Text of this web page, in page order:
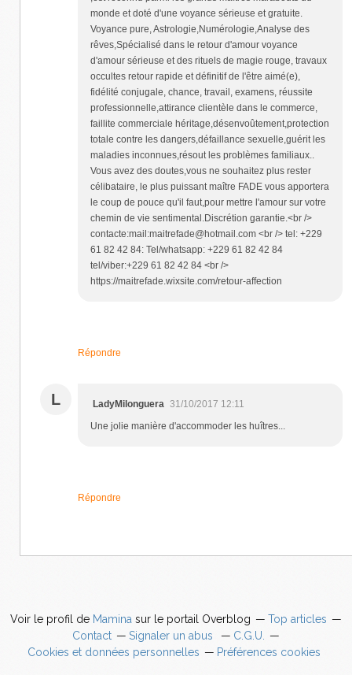
monde et doté d'une voyance sérieuse et gratuite.
Voyance pure, Astrologie,Numérologie,Analyse des
rêves,Spécialisé dans le retour d'amour voyance
d'amour sérieuse et des rituels de magie rouge, travaux
occultes retour rapide et définitif de l'être aimé(e),
fidélité conjugale, chance, travail, examens, réussite
professionnelle,attirance clientèle dans le commerce,
faillite commerciale héritage,désenvoûtement,protection
totale contre les dangers,défaillance sexuelle,guérit les
maladies inconnues,résout les problèmes familiaux..
Vous avez des doutes,vous ne souhaitez plus rester
célibataire, le plus puissant maître FADE vous apportera
le coup de pouce qu'il faut,pour mettre l'amour sur votre
chemin de vie sentimental.Discrétion garantie.<br />
contacte:mail:maitrefade@hotmail.com <br /> tel: +229
61 82 42 84: Tel/whatsapp: +229 61 82 42 84
tel/viber:+229 61 82 42 84 <br />
https://maitrefade.wixsite.com/retour-affection
Répondre
L LadyMilonguera 31/10/2017 12:11
Une jolie manière d'accommoder les huîtres...
Répondre
Voir le profil de Mamina sur le portail Overblog
Top articles
Contact
Signaler un abus
C.G.U.
Cookies et données personnelles
Préférences cookies